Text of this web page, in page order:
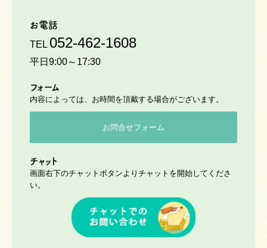
お電話
TEL 052-462-1608
平日9:00～17:30
フォーム
内容によっては、お時間を頂戴する場合がございます。
お問合せフォーム
チャット
画面右下のチャットボタンよりチャットを開始してくださ
い。